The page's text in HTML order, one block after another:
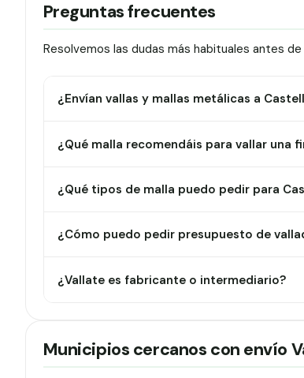
Preguntas frecuentes
Resolvemos las dudas más habituales antes
¿Envían vallas y mallas metálicas a
¿Qué malla recomendáis para vallar una
¿Qué tipos de malla puedo pedir para
¿Cómo puedo pedir presupuesto de
¿Vallate es fabricante o intermediario?
Municipios cercanos con envío